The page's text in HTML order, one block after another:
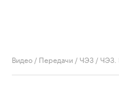
Видео / Передачи /ЧЭЗ /ЧЭЗ.